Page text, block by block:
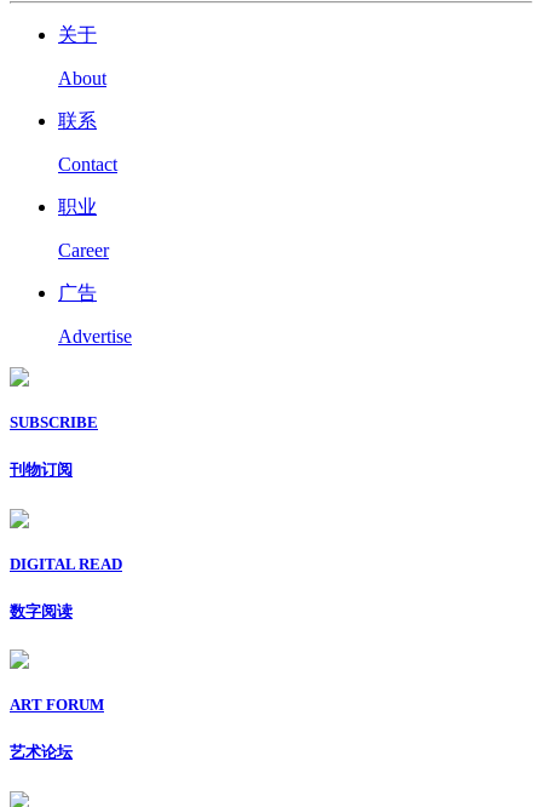
关于
About
联系
Contact
职业
Career
广告
Advertise
SUBSCRIBE
刊物订阅
DIGITAL READ
数字阅读
ART FORUM
艺术论坛